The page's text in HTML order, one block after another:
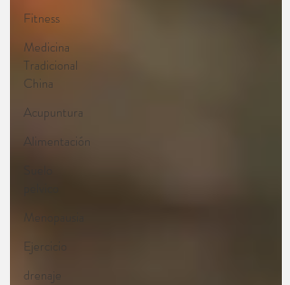
Fitness
Medicina
Tradicional
China
Acupuntura
Alimentación
Ejercicio
drenaje